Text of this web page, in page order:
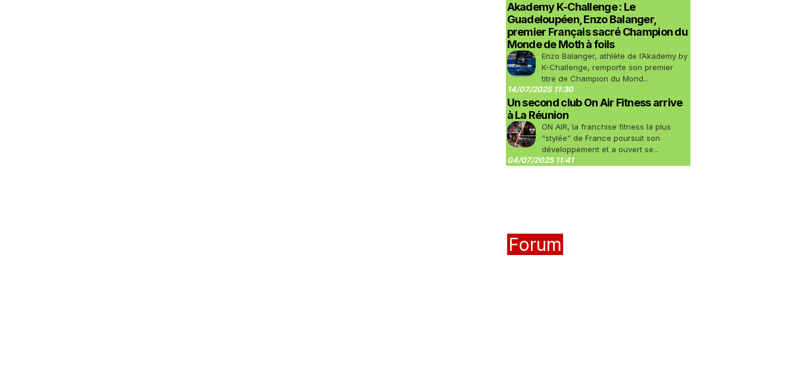
Akademy K-Challenge : Le
Guadeloupéen, Enzo Balanger,
premier Français sacré Champion du
Monde de Moth à foils
Enzo Balanger, athlète de l’Akademy by
K-Challenge, remporte son premier
titre de Champion du Mond...
14/07/2025 11:30
Un second club On Air Fitness arrive
à La Réunion
ON AIR, la franchise fitness la plus
“stylée” de France poursuit son
développement et a ouvert se...
04/07/2025 11:41
Forum